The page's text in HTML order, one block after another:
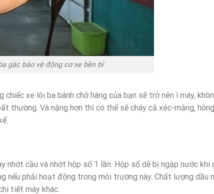
gác bảo vệ động cơ xe bền bỉ
xe lôi ba bánh chở hàng của bạn sẽ trở nên ì máy,
thường. Và nặng hơn thì có thể sẽ cháy cả xéc-măng,
nhớt cầu và nhớt hộp số 1 lần. Hộp số dễ bị ngập nước khi
nếu phải hoạt động trong môi trường này. Chất lượng dầu
tiết máy khác.